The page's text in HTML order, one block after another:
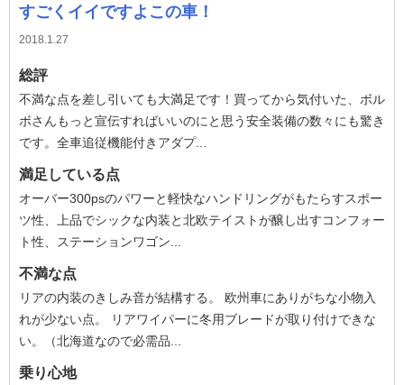
すごくイイですよこの車！
2018.1.27
総評
不満な点を差し引いても大満足です！買ってから気付いた、ボル
ボさんもっと宣伝すればいいのにと思う安全装備の数々にも驚き
です。全車追従機能付きアダプ...
満足している点
オーバー300psのパワーと軽快なハンドリングがもたらすスポー
ツ性、上品でシックな内装と北欧テイストが醸し出すコンフォー
ト性、ステーションワゴン...
不満な点
リアの内装のきしみ音が結構する。 欧州車にありがちな小物入
れが少ない点。 リアワイパーに冬用ブレードが取り付けできな
い。（北海道なので必需品...
乗り心地